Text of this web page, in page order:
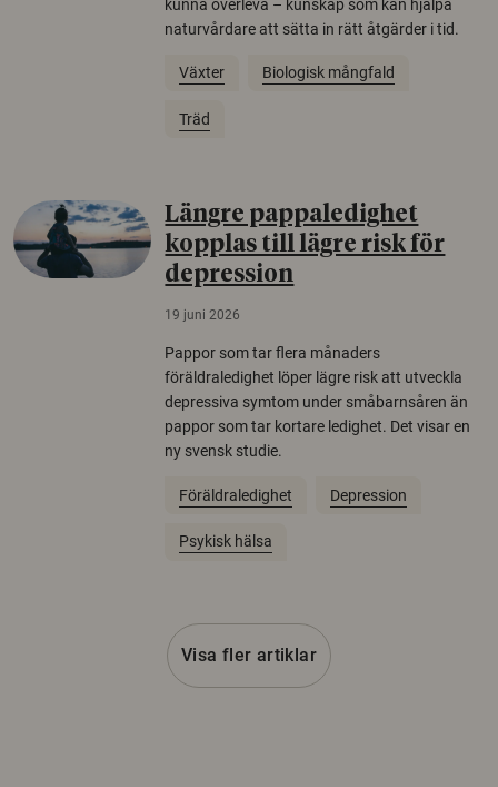
kunna överleva – kunskap som kan hjälpa
naturvårdare att sätta in rätt åtgärder i tid.
Växter Biologisk mångfald
Träd
Längre pappaledighet
kopplas till lägre risk för
depression
19 juni 2026
Pappor som tar flera månaders
föräldraledighet löper lägre risk att utveckla
depressiva symtom under småbarnsåren än
pappor som tar kortare ledighet. Det visar en
ny svensk studie.
Föräldraledighet Depression
Psykisk hälsa
Visa fler artiklar